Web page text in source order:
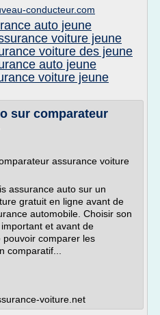
conducteur.com
auto jeune
voiture jeune
voiture des jeune
auto jeune
voiture jeune
sur comparateur
assurance voiture
assurance auto sur un
gratuit en ligne avant de
automobile. Choisir son
et avant de
comparer les
comparatif...
voiture.net